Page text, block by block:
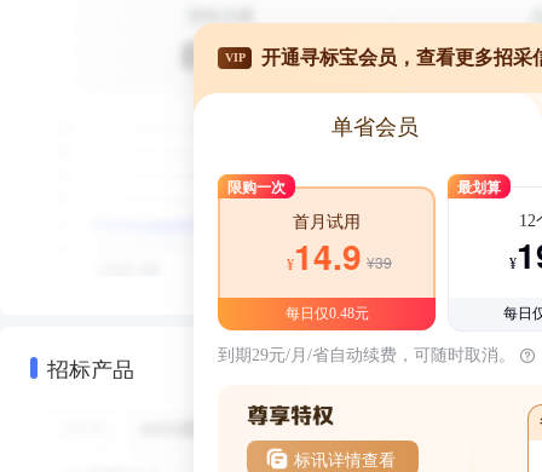
招标产品
VIP 开通寻标宝会员，查看更多招采
单省会员
限购一次
首月试用
¥14.9 ¥39
每日仅0.48元
最划算
12
¥
每日
到期29元/月/省自动续费，可随时取消。
标讯详情查看